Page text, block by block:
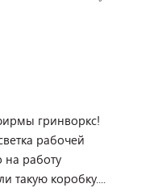
гринворкс!
рабочей
на работу
такую коробку....